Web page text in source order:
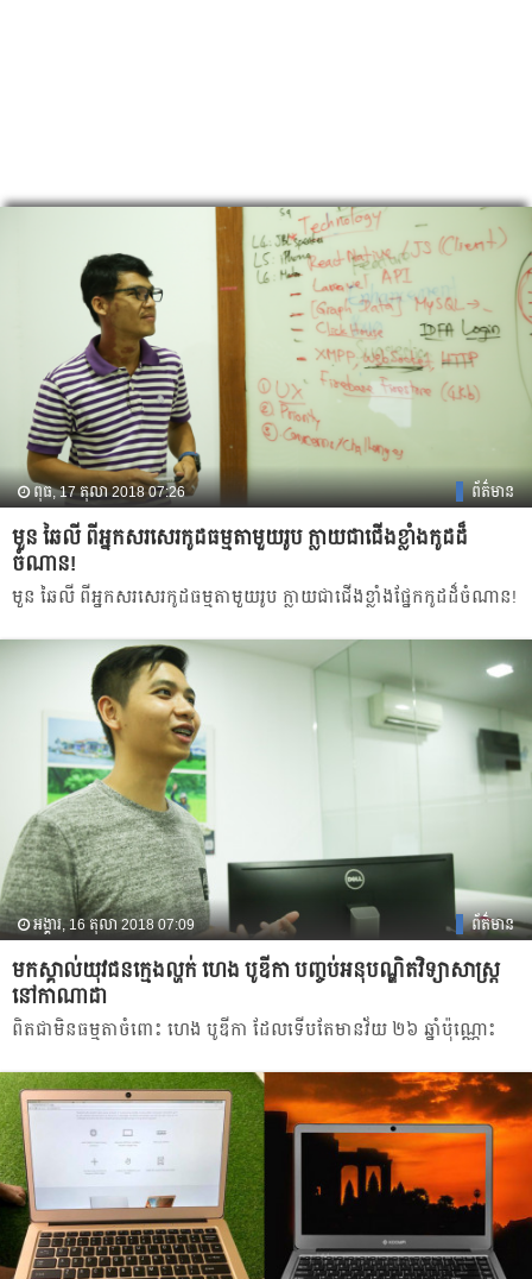
ពុធ, 17 តុលា 2018 07:26 ព័ត៌មាន
មួន ឆៃលី ពី​អ្នក​សរសេរកូដ​ធម្មតា​មួយ​រូប ក្លាយ​ជា​ជើង​ខ្លាំង​កូដ​ដ៏​
ចំណាន!
មួន ឆៃលី ពី​អ្នក​សរសេរកូដ​ធម្មតា​មួយ​រូប ក្លាយ​ជា​ជើង​ខ្លាំង​ផ្នែក​កូដ​ដ៏​ចំណាន!
អង្គារ, 16 តុលា 2018 07:09 ព័ត៌មាន
មក​ស្គាល់​យុវជនក្មេង​ល្ហក់ ហេង បូឌីកា បញ្ចប់​អនុបណ្ឌិត​វិទ្យាសាស្ត្រ​
នៅ​កាណាដា
ពិត​ជា​មិន​ធម្មតា​ចំពោះ ហេង បូឌីកា ដែល​ទើប​តែ​មាន​វ័យ ២៦ ឆ្នាំ​ប៉ុណ្ណោះ